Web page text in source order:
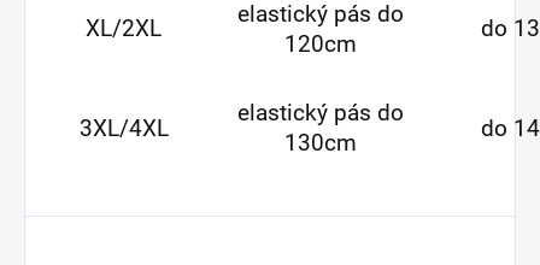
XL/2XL
elastický pás do
120cm
do
3XL/4XL
elastický pás do
130cm
do